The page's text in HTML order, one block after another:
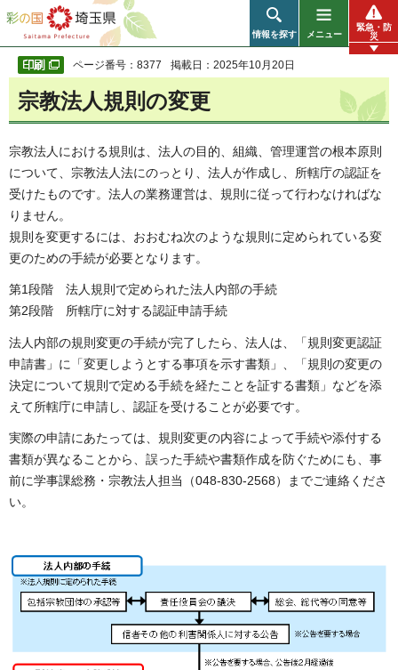
彩の国 埼玉県
情報を探す メニュー
緊急・防
災
ページ番号：8377 掲載日：2025年10月20日
宗教法人規則の変更
宗教法人における規則は、法人の目的、組織、管理運営の根本原則
について、宗教法人法にのっとり、法人が作成し、所轄庁の認証を
受けたものです。法人の業務運営は、規則に従って行わなければな
りません。
規則を変更するには、おおむね次のような規則に定められている変
更のための手続が必要となります。
第1段階 法人規則で定められた法人内部の手続
第2段階 所轄庁に対する認証申請手続
法人内部の規則変更の手続が完了したら、法人は、「規則変更認証
申請書」に「変更しようとする事項を示す書類」、「規則の変更の
決定について規則で定める手続を経たことを証する書類」などを添
えて所轄庁に申請し、認証を受けることが必要です。
実際の申請にあたっては、規則変更の内容によって手続や添付する
書類が異なることから、誤った手続や書類作成を防ぐためにも、事
前に学事課総務・宗教法人担当（048-830-2568）までご連絡くださ
い。